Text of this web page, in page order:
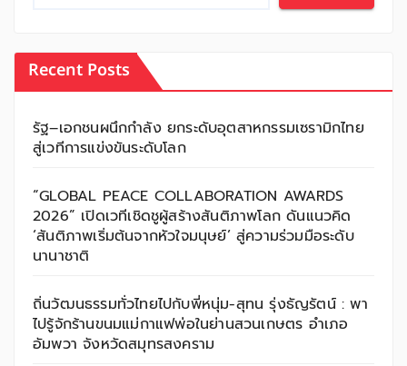
Recent Posts
รัฐ–เอกชนผนึกกำลัง ยกระดับอุตสาหกรรมเซรามิกไทย
สู่เวทีการแข่งขันระดับโลก
“GLOBAL PEACE COLLABORATION AWARDS
2026” เปิดเวทีเชิดชูผู้สร้างสันติภาพโลก ดันแนวคิด
‘สันติภาพเริ่มต้นจากหัวใจมนุษย์’ สู่ความร่วมมือระดับ
นานาชาติ
ถิ่นวัฒนธรรมทั่วไทยไปกับพี่หนุ่ม-สุทน รุ่งธัญรัตน์ : พา
ไปรู้จักร้านขนมแม่กาแฟพ่อในย่านสวนเกษตร อำเภอ
อัมพวา จังหวัดสมุทรสงคราม